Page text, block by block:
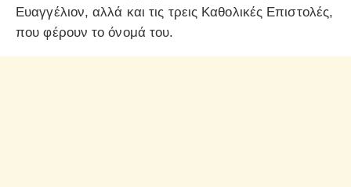
Ευαγγέλιον, αλλά και τις τρεις Καθολικές Επιστολές,
που φέρουν το όνομά του.